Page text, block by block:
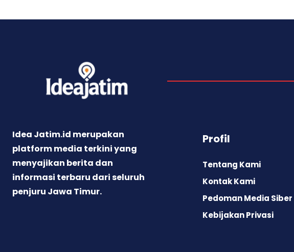
Idea Jatim.id merupakan
platform media terkini yang
menyajikan berita dan
informasi terbaru dari seluruh
penjuru Jawa Timur.
Profil
Tentang Kami
Kontak Kami
Pedoman Media Siber
Kebijakan Privasi